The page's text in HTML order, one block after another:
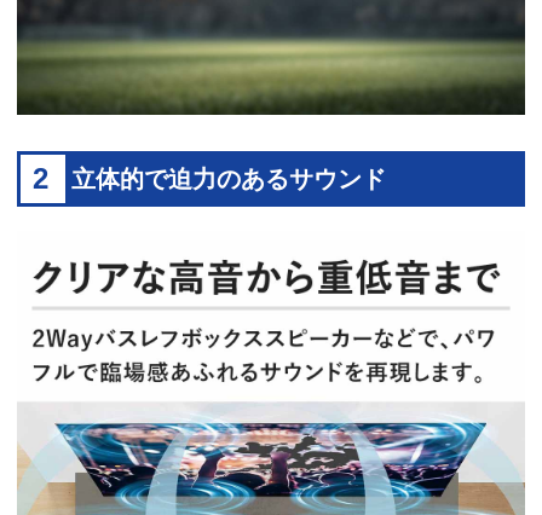
2 立体的で迫力のあるサウンド